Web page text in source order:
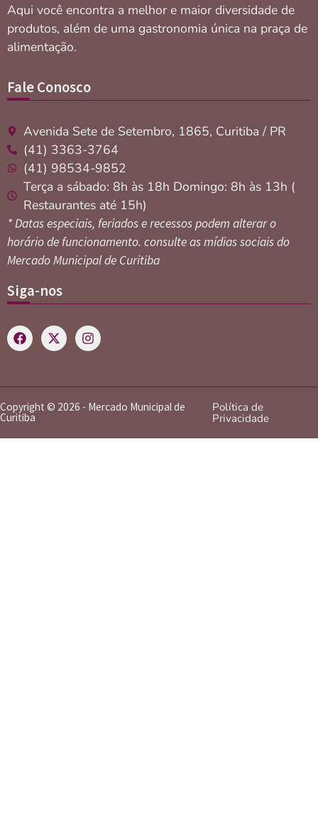
Aqui você encontra a melhor e maior diversidade de
produtos, além de uma gastronomia única na praça de
alimentação.
Fale Conosco
Avenida Sete de Setembro, 1865, Curitiba / PR
(41) 3363-3764
(41) 98534-9852
Terça a sábado: 8h às 18h Domingo: 8h às 13h (
Restaurantes até 15h)
* Datas especiais, feriados e recessos podem alterar o
horário de funcionamento. consulte as mídias sociais do
Mercado Municipal de Curitiba
Siga-nos
Copyright © 2026 - Mercado Municipal de
Curitiba
Política de
Privacidade